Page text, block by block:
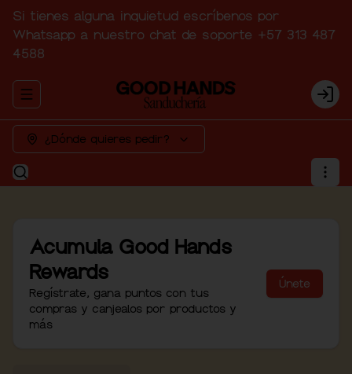
Si tienes alguna inquietud escríbenos por
Whatsapp a nuestro chat de soporte +57 313 487
4588
Abrir menu de navegación
¿Dónde quieres pedir?
Acumula Good Hands
Rewards
Regístrate, gana puntos con tus
compras y canjealos por productos y
más
Únete